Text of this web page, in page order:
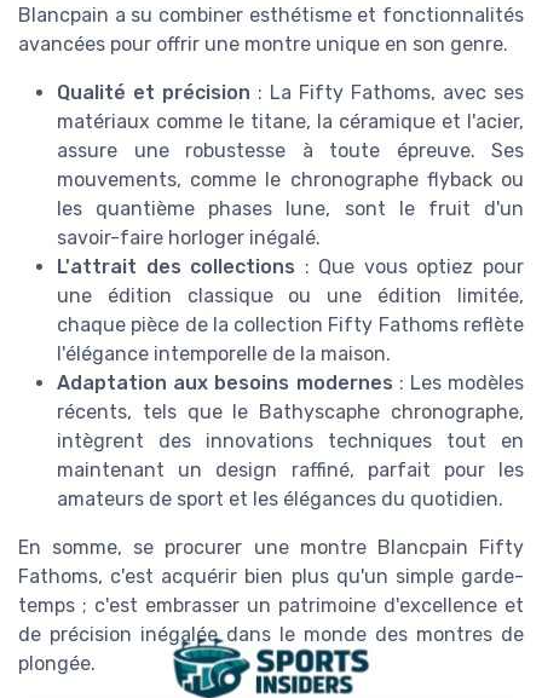
Blancpain a su combiner esthétisme et fonctionnalités
avancées pour offrir une montre unique en son genre.
Qualité et précision : La Fifty Fathoms, avec ses
matériaux comme le titane, la céramique et l'acier,
assure une robustesse à toute épreuve. Ses
mouvements, comme le chronographe flyback ou
les quantième phases lune, sont le fruit d'un
savoir-faire horloger inégalé.
L'attrait des collections : Que vous optiez pour
une édition classique ou une édition limitée,
chaque pièce de la collection Fifty Fathoms reflète
l'élégance intemporelle de la maison.
Adaptation aux besoins modernes : Les modèles
récents, tels que le Bathyscaphe chronographe,
intègrent des innovations techniques tout en
maintenant un design raffiné, parfait pour les
amateurs de sport et les élégances du quotidien.
En somme, se procurer une montre Blancpain Fifty
Fathoms, c'est acquérir bien plus qu'un simple garde-
temps ; c'est embrasser un patrimoine d'excellence et
de précision inégalée dans le monde des montres de
plongée.